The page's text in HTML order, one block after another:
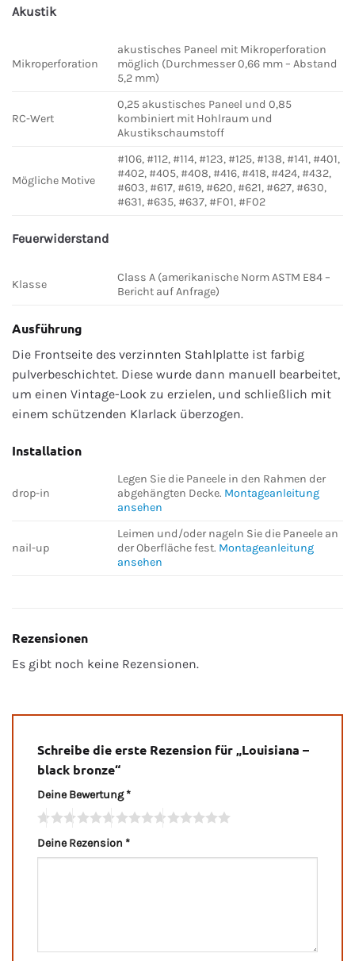
Akustik
Mikroperforation
akustisches Paneel mit Mikroperforation
möglich (Durchmesser 0,66 mm – Abstand
5,2 mm)
RC-Wert
0,25 akustisches Paneel und 0,85
kombiniert mit Hohlraum und
Akustikschaumstoff
Mögliche Motive
#106, #112, #114, #123, #125, #138, #141, #401,
#402, #405, #408, #416, #418, #424, #432,
#603, #617, #619, #620, #621, #627, #630,
#631, #635, #637, #F01, #F02
Feuerwiderstand
Klasse
Class A (amerikanische Norm ASTM E84 –
Bericht auf Anfrage)
Ausführung
Die Frontseite des verzinnten Stahlplatte ist farbig
pulverbeschichtet. Diese wurde dann manuell bearbeitet,
um einen Vintage-Look zu erzielen, und schließlich mit
einem schützenden Klarlack überzogen.
Installation
drop-in
Legen Sie die Paneele in den Rahmen der
abgehängten Decke. Montageanleitung
ansehen
nail-up
Leimen und/oder nageln Sie die Paneele an
der Oberfläche fest. Montageanleitung
ansehen
Rezensionen
Es gibt noch keine Rezensionen.
Schreibe die erste Rezension für „Louisiana –
black bronze“
Deine Bewertung*
Deine Rezension *